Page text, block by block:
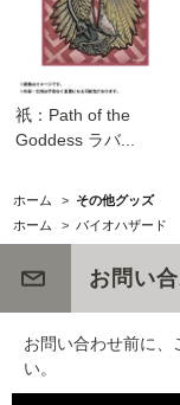
祇：Path of the
Goddess ラバ...
ホーム > その他グッズ
ホーム
> バイオハザード
お問い
お問い合わせ前に、
い。